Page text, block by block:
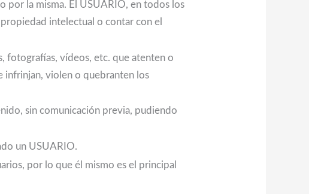
por la misma. El USUARIO, en todos los
intelectual o contar con el
fotografías, vídeos, etc. que atenten o
infrinjan, violen o quebranten los
sin comunicación previa, pudiendo
un USUARIO.
por lo que él mismo es el principal